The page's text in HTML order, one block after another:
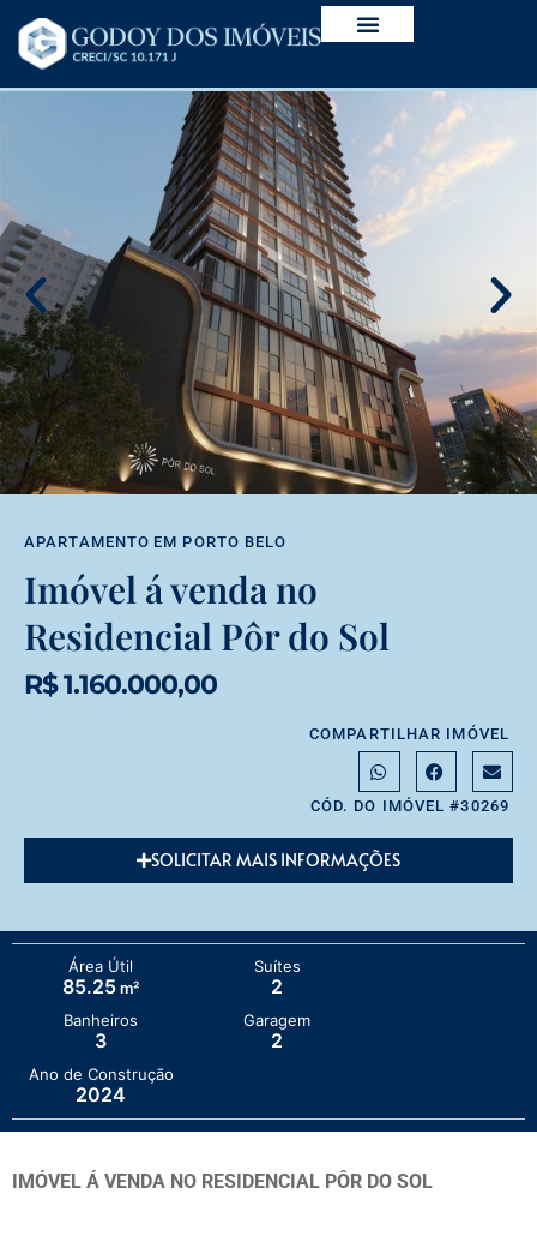
APARTAMENTO EM PORTO BELO
Imóvel á venda no
Residencial Pôr do Sol
R$ 1.160.000,00
COMPARTILHAR IMÓVEL
CÓD. DO IMÓVEL #30269
SOLICITAR MAIS INFORMAÇÕES
Área Útil
85.25m²
Suítes
2
Banheiros
3
Garagem
2
Ano de Construção
2024
IMÓVEL Á VENDA NO RESIDENCIAL PÔR DO SOL